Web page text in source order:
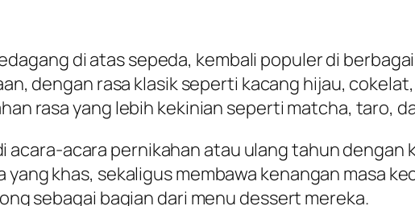
di atas sepeda, kembali populer di
dengan rasa klasik seperti kacang hijau,
rasa yang lebih kekinian seperti matcha, taro,
acara pernikahan atau ulang tahun dengan
khas, sekaligus membawa kenangan masa
sebagai bagian dari menu dessert mereka.